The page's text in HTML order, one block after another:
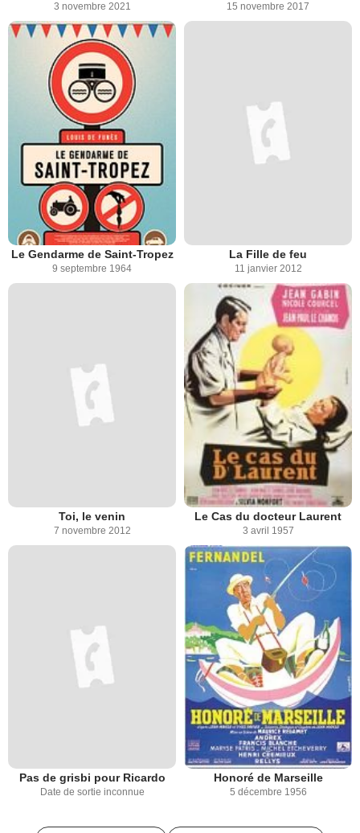
3 novembre 2021 15 novembre 2017
Le Gendarme de Saint-Tropez
9 septembre 1964
La Fille de feu
11 janvier 2012
Toi, le venin
7 novembre 2012
Le Cas du docteur Laurent
3 avril 1957
Pas de grisbi pour Ricardo
Date de sortie inconnue
Honoré de Marseille
5 décembre 1956